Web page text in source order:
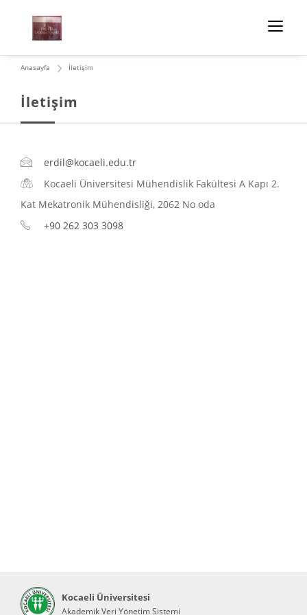
İletişim
Anasayfa İletişim
erdil@kocaeli.edu.tr
Kocaeli Üniversitesi Mühendislik Fakültesi A Kapı 2.
Kat Mekatronik Mühendisliği, 2062 No oda
+90 262 303 3098
Kocaeli Üniversitesi
Akademik Veri Yönetim Sistemi